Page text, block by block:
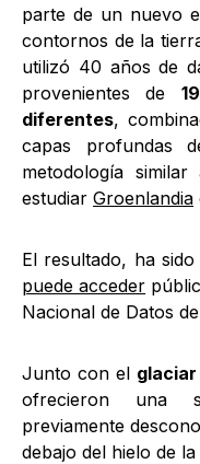
parte de un nuevo
contornos de la
utilizó 40 años de
provenientes de
diferentes,
capas profundas
metodología
estudiar Groenlandia
El resultado, ha sido
puede acceder
Nacional de Datos
Junto con el glaciar
ofrecieron una
previamente
debajo del hielo de